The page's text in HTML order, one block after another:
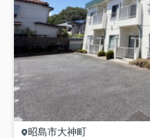
昭島市大神町